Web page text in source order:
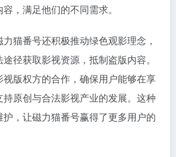
，满足他们的不同需求。
猫番号还积极推动绿色观影理念，
径获取影视资源，抵制盗版内容。
版权方的合作，确保用户能够在享
原创与合法影视产业的发展。这种
，让磁力猫番号赢得了更多用户的